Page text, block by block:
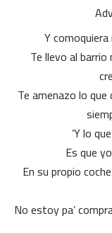
Y
Te llevo al barrio
Te amenazo lo
Y lo que
Es que
En su propio
No estoy pa’